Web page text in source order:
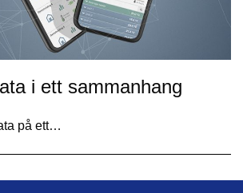
i ett sammanhang
på ett…